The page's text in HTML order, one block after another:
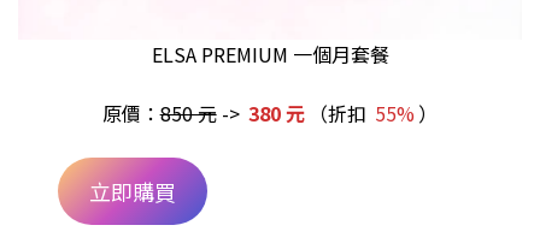
ELSA PREMIUM 一個月套餐
原價：850 元-> 380 元 （折扣 55% ）
立即購買